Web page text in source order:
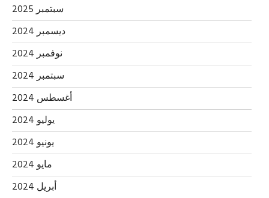
سبتمبر 2025
ديسمبر 2024
نوفمبر 2024
سبتمبر 2024
أغسطس 2024
يوليو 2024
يونيو 2024
مايو 2024
أبريل 2024